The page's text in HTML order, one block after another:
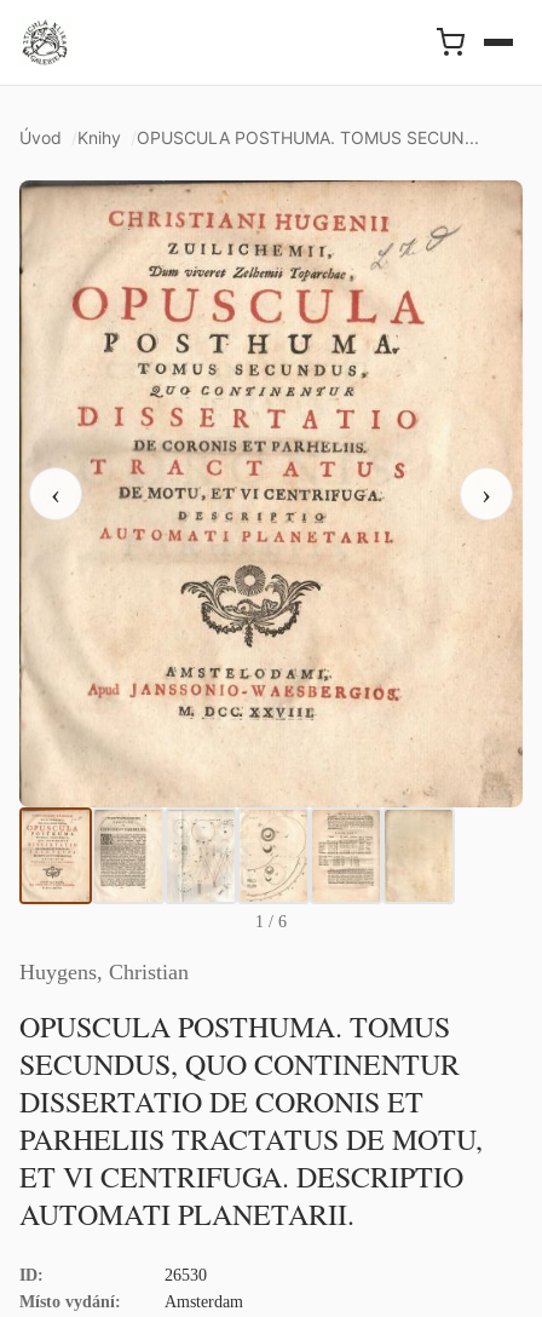
Úvod Knihy OPUSCULA POSTHUMA. TOMUS SECUN...
‹ ›
1 / 6
Huygens, Christian
OPUSCULA POSTHUMA. TOMUS
SECUNDUS, QUO CONTINENTUR
DISSERTATIO DE CORONIS ET
PARHELIIS TRACTATUS DE MOTU,
ET VI CENTRIFUGA. DESCRIPTIO
AUTOMATI PLANETARII.
ID:
26530
Místo vydání:
Amsterdam